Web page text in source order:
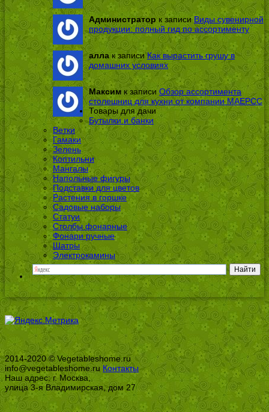
Администраторк записиВиды сувенирной
продукции: полный гид по ассортименту
алла к записиКак вырастить грушу в
домашних условиях
Максимк записи Обзор ассортимента
столешниц для кухни от компании МАЕРСС
Товары для дачи
Бутылки и банки
Ветки
Гамаки
Зелень
Коптильни
Мангалы
Напольные фигуры
Подставки для цветов
Растения в горшке
Садовые наборы
Статуи
Столбы фонарные
Фонари ручные
Шатры
Электрокамины
2014-2020 © Vegetableshome.ru
info@vegetableshome.ru Контакты
Наш адрес: г. Москва,
улица 3-я Владимирская, дом 27